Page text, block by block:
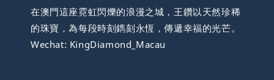
在澳門這座霓虹閃爍的浪漫之城，王鑽以天然珍稀
的珠寶，為每段時刻鐫刻永恆，傳遞幸福的光芒。
Wechat: KingDiamond_Macau